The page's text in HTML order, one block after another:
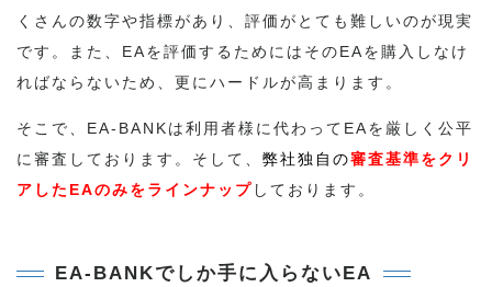
くさんの数字や指標があり、評価がとても難しいのが現実
です。また、EAを評価するためにはそのEAを購入しなけ
ればならないため、更にハードルが高まります。
そこで、EA-BANKは利用者様に代わってEAを厳しく公平
に審査しております。そして、 弊社独自の審査基準をクリ
アしたEAのみをラインナップ しております。
EA-BANKでしか手に入らないEA